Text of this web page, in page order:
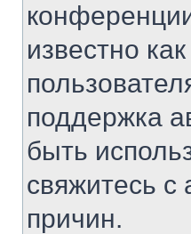
известно
поддержка
быть
свяжитесь
причин.